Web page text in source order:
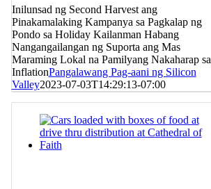
Inilunsad ng Second Harvest ang
Pinakamalaking Kampanya sa Pagkalap ng
Pondo sa Holiday Kailanman Habang
Nangangailangan ng Suporta ang Mas
Maraming Lokal na Pamilyang Nakaharap sa
InflationPangalawang Pag-aani ng Silicon
Valley2023-07-03T14:29:13-07:00